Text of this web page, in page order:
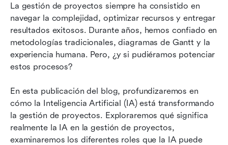
La gestión de proyectos siempre ha consistido en
navegar la complejidad, optimizar recursos y entregar
resultados exitosos. Durante años, hemos confiado en
metodologías tradicionales, diagramas de Gantt y la
experiencia humana. Pero, ¿y si pudiéramos potenciar
estos procesos?
En esta publicación del blog, profundizaremos en
cómo la Inteligencia Artificial (IA) está transformando
la gestión de proyectos. Exploraremos qué significa
realmente la IA en la gestión de proyectos,
examinaremos los diferentes roles que la IA puede
Los 7 mejores software de gestión de
proyectos de IA
Guía para implementar herramientas de gestión
de proyectos de IA
Preguntas frecuentes